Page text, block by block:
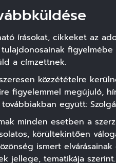
írásokat, cikkeket az
a címzettnek.
közzétételre
figyelemmel megújuló,
együtt:
minden esetben a
körültekintően
ismert
jellege, tematikája szerint.